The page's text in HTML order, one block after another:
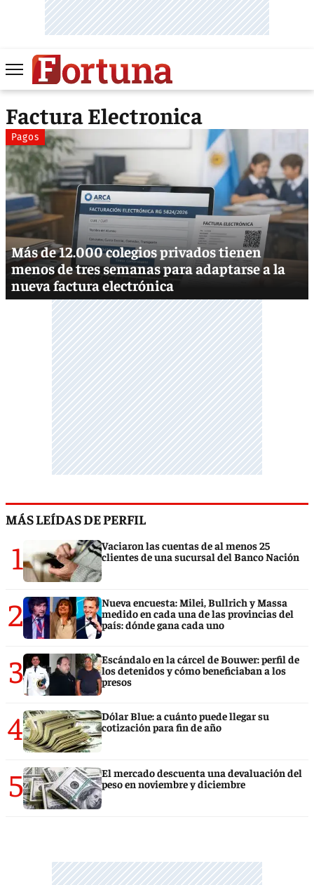
Factura Electronica
Pagos
Más de 12.000 colegios privados tienen
menos de tres semanas para adaptarse a la
nueva factura electrónica
MÁS LEÍDAS DE PERFIL
1
Vaciaron las cuentas de al menos 25
clientes de una sucursal del Banco Nación
2
Nueva encuesta: Milei, Bullrich y Massa
medido en cada una de las provincias del
país: dónde gana cada uno
3
Escándalo en la cárcel de Bouwer: perfil de
los detenidos y cómo beneficiaban a los
presos
4
Dólar Blue: a cuánto puede llegar su
cotización para fin de año
5
El mercado descuenta una devaluación del
peso en noviembre y diciembre